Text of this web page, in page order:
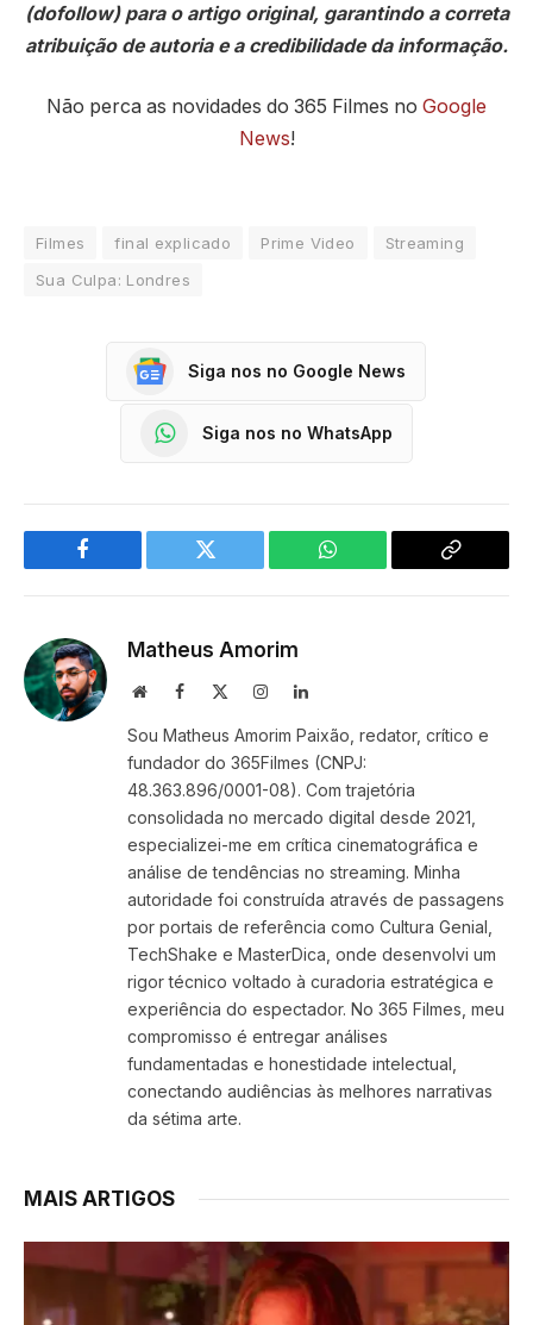
(dofollow) para o artigo original, garantindo a correta
atribuição de autoria e a credibilidade da informação.
Não perca as novidades do 365 Filmes no Google
News!
Filmes final explicado Prime Video
Streaming
Sua Culpa: Londres
Siga nos no Google News
Siga nos no WhatsApp
Facebook Twitter WhatsApp
Copy
Matheus Amorim
WebsiteFacebook InstagramLinkedIn
Sou Matheus Amorim Paixão, redator, crítico e
fundador do 365Filmes (CNPJ:
48.363.896/0001-08). Com trajetória
consolidada no mercado digital desde 2021,
especializei-me em crítica cinematográfica e
análise de tendências no streaming. Minha
autoridade foi construída através de passagens
por portais de referência como Cultura Genial,
TechShake e MasterDica, onde desenvolvi um
rigor técnico voltado à curadoria estratégica e
experiência do espectador. No 365 Filmes, meu
compromisso é entregar análises
fundamentadas e honestidade intelectual,
conectando audiências às melhores narrativas
da sétima arte.
MAIS ARTIGOS